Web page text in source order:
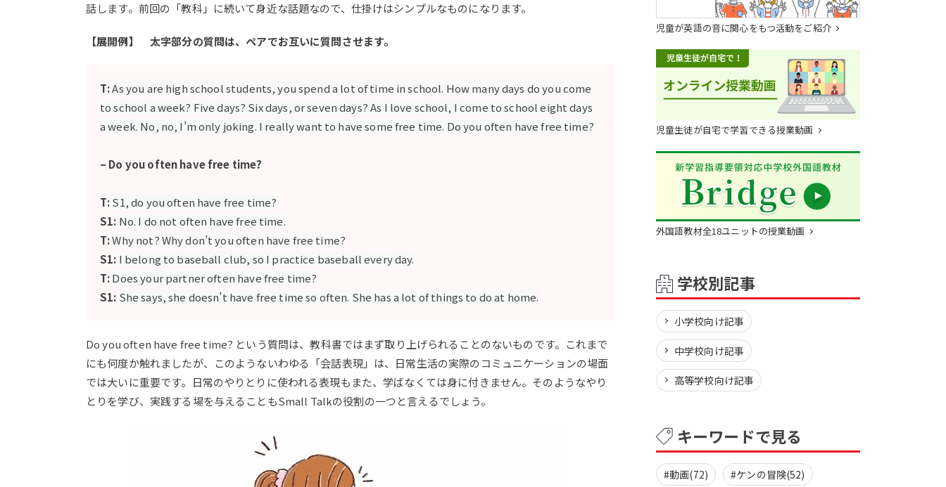
話します。前回の「教科」に続いて身近な話題なので、仕掛けはシンプルなものになります。
【展開例】 太字部分の質問は、ペアでお互いに質問させます。
T:As you are high school students, you spend a lot of time in school. How many days do you come
to school a week? Five days? Six days, or seven days? As I love school, I come to school eight days
a week. No, no, I’m only joking. I really want to have some free time. Do you often have free time?
– Do you often have free time?
T:S1, do you often have free time?
S1: No. I do not often have free time.
T:Why not? Why don’t you often have free time?
S1: I belong to baseball club, so I practice baseball every day.
T:Does your partner often have free time?
S1: She says, she doesn’t have free time so often. She has a lot of things to do at home.
Do you often have free time? という質問は、教科書ではまず取り上げられることのないものです。これまで
にも何度か触れましたが、このようないわゆる「会話表現」は、日常生活の実際のコミュニケーションの場面
では大いに重要です。日常のやりとりに使われる表現もまた、学ばなくては身に付きません。そのようなやり
とりを学び、実践する場を与えることもSmall Talkの役割の一つと言えるでしょう。
児童が英語の音に関心をもつ活動をご紹介
児童生徒が自宅で学習できる授業動画
外国語教材全18ユニットの授業動画
学校別記事
小学校向け記事
中学校向け記事
高等学校向け記事
キーワードで見る
#動画(72) #ケンの冒険(52)